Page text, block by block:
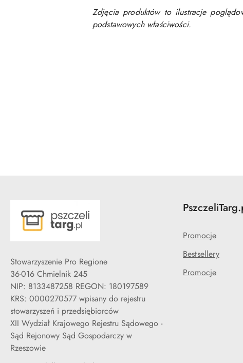
Zdjęcia produktów to ilustracje
podstawowych właściwości.
Stowarzyszenie Pro Regione
36-016 Chmielnik 245
NIP: 8133487258 REGON: 180197589
KRS: 0000270577 wpisany do rejestru
stowarzyszeń i przedsiębiorców
XII Wydział Krajowego Rejestru Sądowego -
Sąd Rejonowy Sąd Gospodarczy w
Rzeszowie
Promocje
Bestsellery
Promocje